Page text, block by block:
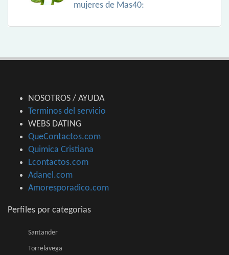
mujeres de Mas40:
NOSOTROS / AYUDA
Terminos del servicio
WEBS DATING
QueContactos.com
Quimica Cristiana
Lcontactos.com
Adanel.com
Amoresporadico.com
Perfiles por categorias
Santander
Torrelavega